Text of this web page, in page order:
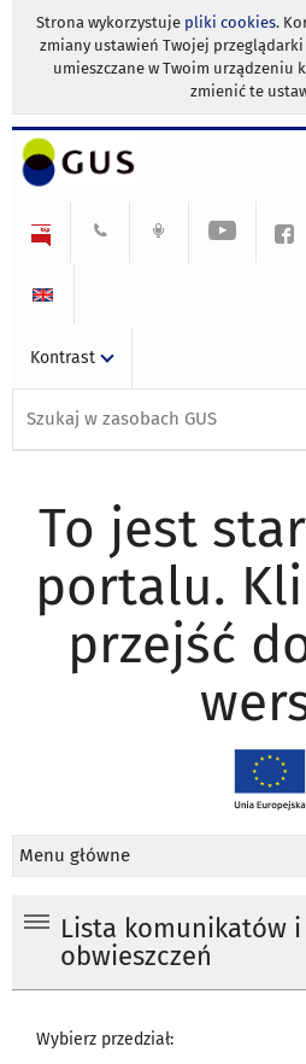
Strona wykorzystuje pliki cookies.
zmiany ustawień Twojej przeglądarki
umieszczane w Twoim urządzeniu
zmienić te
Kontrast
To jest
portalu.
przejść
Menu główne
Lista komunikatów i
obwieszczeń
Wybierz przedział: